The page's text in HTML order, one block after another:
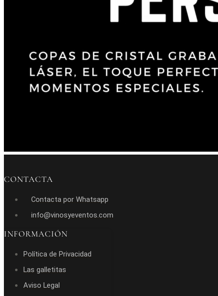
CONTACTA
Contacta por Whatsapp
info@vinosyeventos.com
INFORMACIÓN
Política de Privacidad
Las galletitas
Aviso Legal